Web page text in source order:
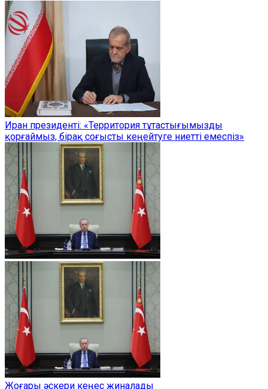
Иран президенті: «Территория тұтастығымызды
қорғаймыз, бірақ соғысты кеңейтуге ниетті емеспіз»
Жоғары әскери кеңес жиналады